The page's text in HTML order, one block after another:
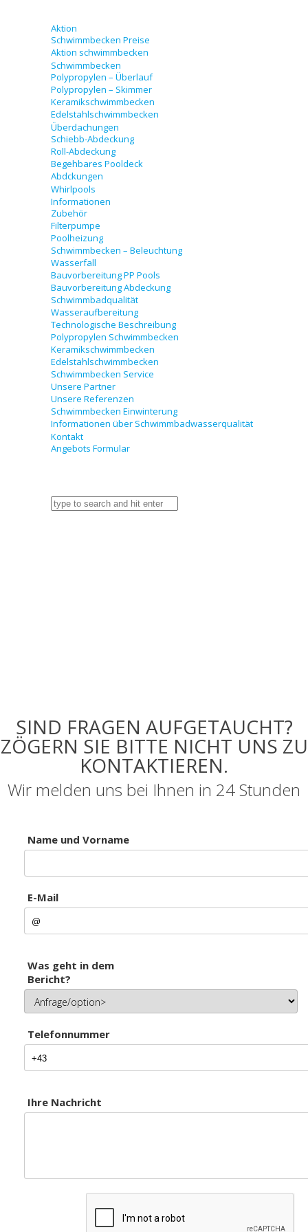
Aktion
Schwimmbecken Preise
Aktion schwimmbecken
Schwimmbecken
Polypropylen – Überlauf
Polypropylen – Skimmer
Keramikschwimmbecken
Edelstahlschwimmbecken
Überdachungen
Schiebb-Abdeckung
Roll-Abdeckung
Begehbares Pooldeck
Abdckungen
Whirlpools
Informationen
Zubehör
Filterpumpe
Poolheizung
Schwimmbecken – Beleuchtung
Wasserfall
Bauvorbereitung PP Pools
Bauvorbereitung Abdeckung
Schwimmbadqualität
Wasseraufbereitung
Technologische Beschreibung
Polypropylen Schwimmbecken
Keramikschwimmbecken
Edelstahlschwimmbecken
Schwimmbecken Service
Unsere Partner
Unsere Referenzen
Schwimmbecken Einwinterung
Informationen über Schwimmbadwasserqualität
Kontakt
Angebots Formular
SIND FRAGEN AUFGETAUCHT?
ZÖGERN SIE BITTE NICHT UNS ZU
KONTAKTIEREN.
Wir melden uns bei Ihnen in 24 Stunden
Name und Vorname
E-Mail
Was geht in dem
Bericht?
Telefonnummer
Ihre Nachricht